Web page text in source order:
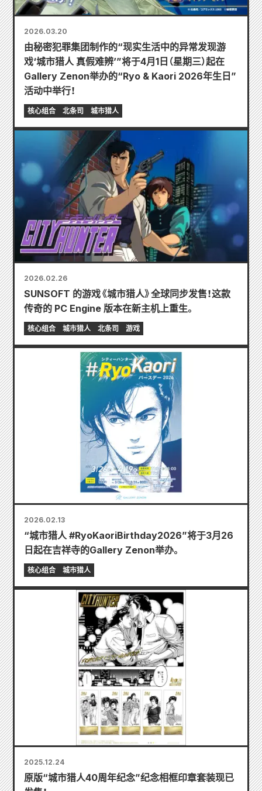
2026.03.20
由秘密犯罪集团制作的“现实生活中的异常发现游
戏‘城市猎人 真假难辨’”将于4月1日（星期三）起在
Gallery Zenon举办的“Ryo & Kaori 2026年生日”
活动中举行！
核心组合 北条司 城市猎人
2026.02.26
SUNSOFT 的游戏《城市猎人》全球同步发售！这款
传奇的 PC Engine 版本在新主机上重生。
核心组合 城市猎人 北条司 游戏
2026.02.13
“城市猎人 #RyoKaoriBirthday2026”将于3月26
日起在吉祥寺的Gallery Zenon举办。
核心组合 城市猎人
2025.12.24
原版“城市猎人40周年纪念”纪念相框印章套装现已